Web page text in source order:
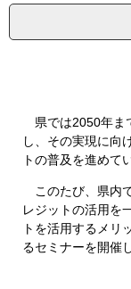
県では2050年ま
し、その実現に向
トの普及を進めて
このたび、県内
レジットの活用を
トを活用するメリ
るセミナーを開催